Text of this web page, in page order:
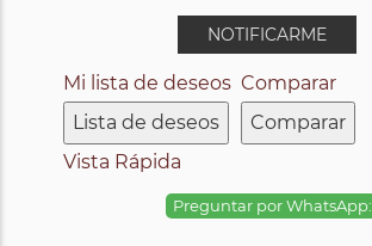
NOTIFICARME
Mi lista de deseos
Lista de deseos
Comparar
Comparar
Vista Rápida
Preguntar por WhatsApp: